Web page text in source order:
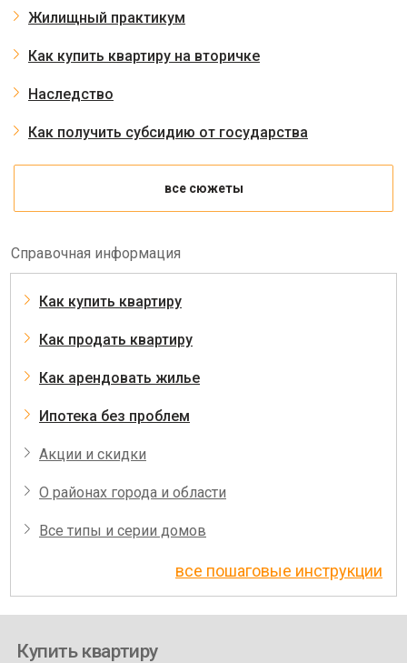
Жилищный практикум
Как купить квартиру на вторичке
Наследство
Как получить субсидию от государства
все сюжеты
Справочная информация
Как купить квартиру
Как продать квартиру
Как арендовать жилье
Ипотека без проблем
Акции и скидки
О районах города и области
Все типы и серии домов
все пошаговые инструкции
Купить квартиру